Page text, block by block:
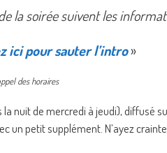
la soirée suivent les
ici pour sauter l’intro»
des horaires
nuit de mercredi à jeudi), diffusé
un petit supplément. N’ayez